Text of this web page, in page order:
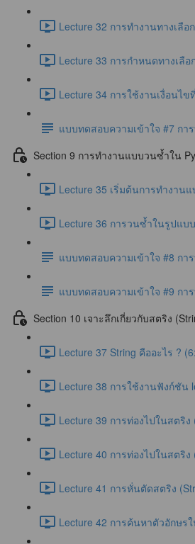
Lecture 32 การทำงานทางเลื
Lecture 33 การกำหนดทางเลื
Lecture 34 การใช้งานเงื่อนไ
แบบทดสอบความเข้าใจ #7 กา
Section 9 การทำงานแบบวนซ้ำใน
Lecture 35 เริ่มต้นการทำงาน
Lecture 36 การวนซ้ำในรูปแบ
แบบทดสอบความเข้าใจ #8 ก
แบบทดสอบความเข้าใจ #9 ก
Section 10 เจาะลึกเกี่ยวกับสตริง
Lecture 37 String คืออะไร ?
Lecture 38 การใช้งานฟังก์ชัน
Lecture 39 การท่องไปในสตริ
Lecture 40 การท่องไปในสตริ
Lecture 41 การหั่นตัดสตริง
Lecture 42 การค้นหาตัวอักษร